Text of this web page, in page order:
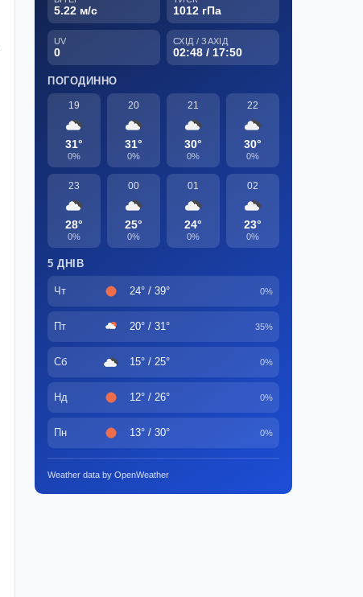
5.22 м/с 1012 гПа
UV
0
СХІД / ЗАХІД
02:48 / 17:50
ПОГОДИННО
19
31°
0%
20
31°
0%
21
30°
0%
22
30°
0%
23
28°
0%
00
25°
0%
01
24°
0%
02
23°
0%
5 ДНІВ
Чт 24° / 39° 0%
Пт 20° / 31° 35%
Сб 15° / 25° 0%
Нд 12° / 26° 0%
Пн 13° / 30° 0%
Weather data by OpenWeather